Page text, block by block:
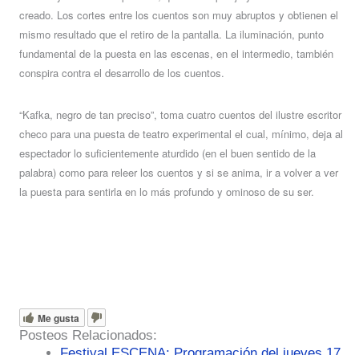
creado. Los cortes entre los cuentos son muy abruptos y obtienen el
mismo resultado que el retiro de la pantalla. La iluminación, punto
fundamental de la puesta en las escenas, en el intermedio, también
conspira contra el desarrollo de los cuentos.
“Kafka, negro de tan preciso”, toma cuatro cuentos del ilustre escritor
checo para una puesta de teatro experimental el cual, mínimo, deja al
espectador lo suficientemente aturdido (en el buen sentido de la
palabra) como para releer los cuentos y si se anima, ir a volver a ver
la puesta para sentirla en lo más profundo y ominoso de su ser.
Me gusta
Posteos Relacionados: